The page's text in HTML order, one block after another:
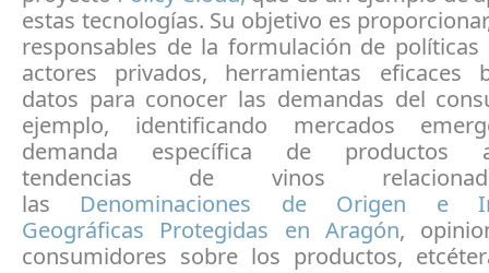
estas tecnologías. Su objetivo es
responsables de la formulación de
actores privados, herramientas eficaces
datos para conocer las demandas del
ejemplo, identificando mercados
demanda específica de productos
tendencias de vinos
las Denominaciones de Origen e
Geográficas Protegidas en Aragón,
consumidores sobre los productos,